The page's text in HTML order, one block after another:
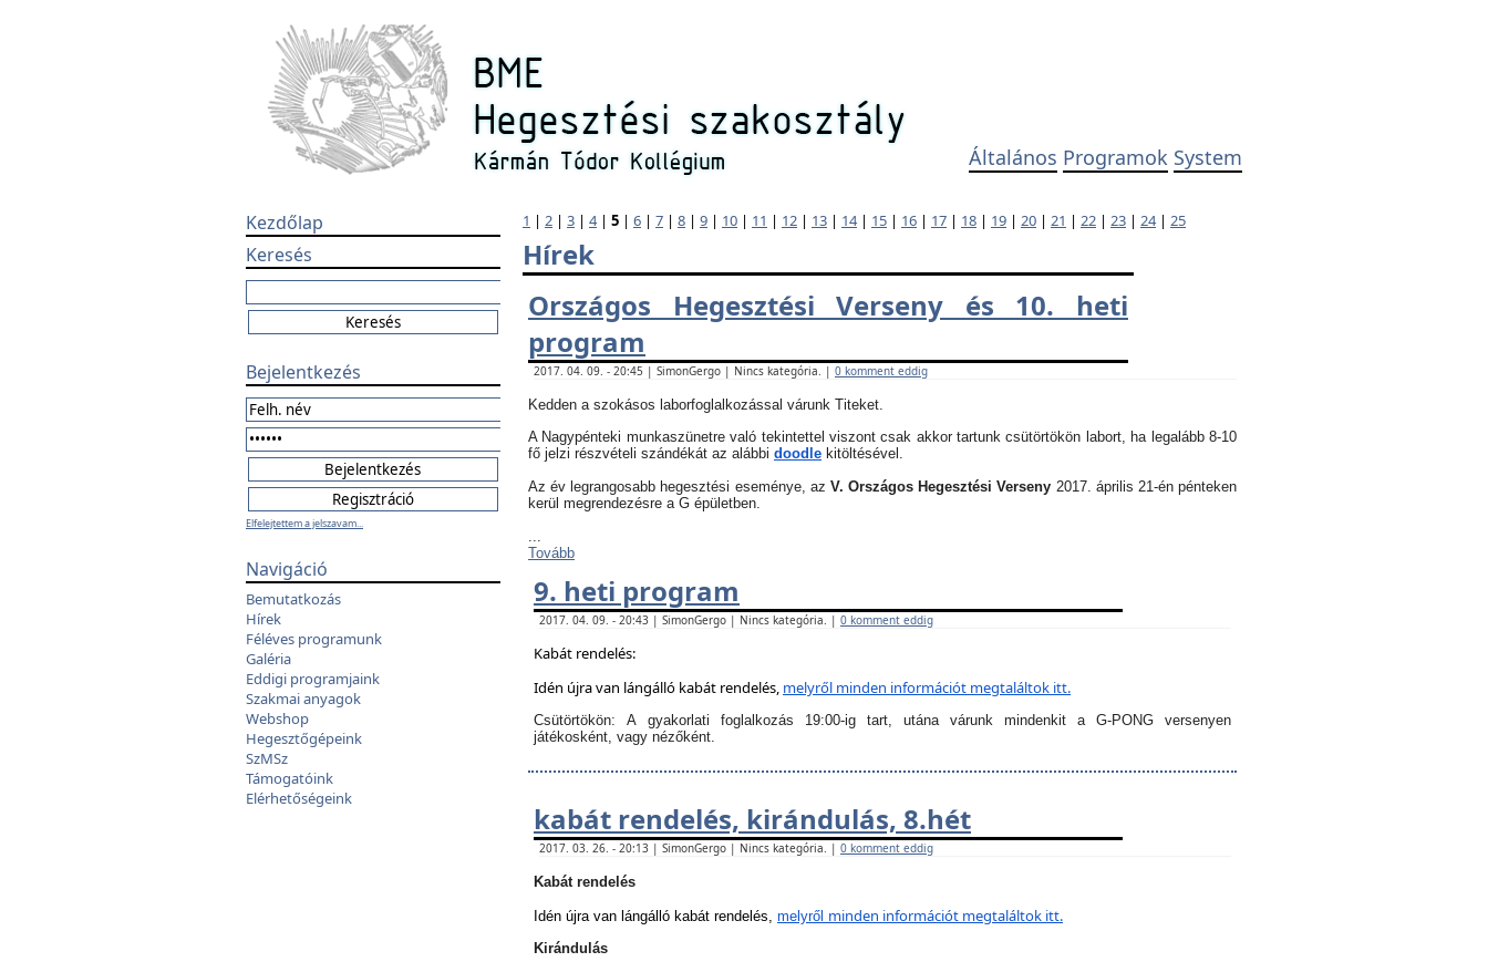
Általános Programok System
Kezdőlap
Keresés
Bejelentkezés
Elfelejtettem a jelszavam...
Navigáció
Bemutatkozás
Hírek
Féléves programunk
Galéria
Eddigi programjaink
Szakmai anyagok
Webshop
Hegesztőgépeink
SzMSz
Támogatóink
Elérhetőségeink
1 | 2 | 3 | 4| 5 | 6 | 7 | 8 | 9 | 10 | 11 | 12 | 13 | 14| 15 | 16 | 17 | 18 | 19 | 20 | 21 | 22 | 23 | 24| 25
Hírek
Országos Hegesztési Verseny és 10. heti
program
2017. 04. 09. - 20:45 | SimonGergo | Nincs kategória. | 0 komment eddig
Kedden a szokásos laborfoglalkozással várunk Titeket.
A Nagypénteki munkaszünetre való tekintettel viszont csak akkor tartunk csütörtökön labort, ha legalább 8-10
fő jelzi részvételi szándékát az alábbi doodle kitöltésével.
Az év legrangosabb hegesztési eseménye, az V. Országos Hegesztési Verseny 2017. április 21-én pénteken
kerül megrendezésre a G épületben.
...
Tovább
9. heti program
2017. 04. 09. - 20:43 | SimonGergo | Nincs kategória. | 0 komment eddig
Kabát rendelés:
Idén újra van lángálló kabát rendelés, melyről minden információt megtaláltok itt.
Csütörtökön: A gyakorlati foglalkozás 19:00-ig tart, utána várunk mindenkit a G-PONG versenyen
játékosként, vagy nézőként.
kabát rendelés, kirándulás, 8.hét
2017. 03. 26. - 20:13 | SimonGergo | Nincs kategória. | 0 komment eddig
Kabát rendelés
Idén újra van lángálló kabát rendelés, melyről minden információt megtaláltok itt.
Kirándulás